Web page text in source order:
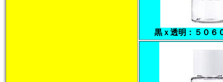
黒ｘ透明：５０６